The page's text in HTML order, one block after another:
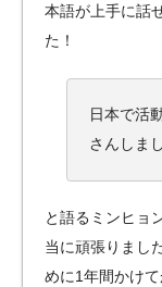
本語が上手に話
た！
日本で活
さんしま
と語るミンヒョ
当に頑張りまし
めに1年間かけて